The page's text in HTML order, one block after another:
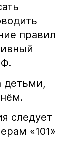
правил
детьми,
следует
«101»